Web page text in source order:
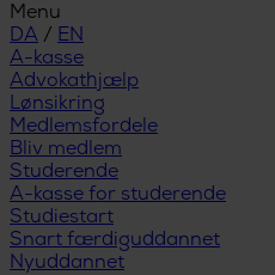
Menu
DA / EN
A-kasse
Advokathjælp
Lønsikring
Medlemsfordele
Bliv medlem
Studerende
A-kasse for studerende
Studiestart
Snart færdiguddannet
Nyuddannet